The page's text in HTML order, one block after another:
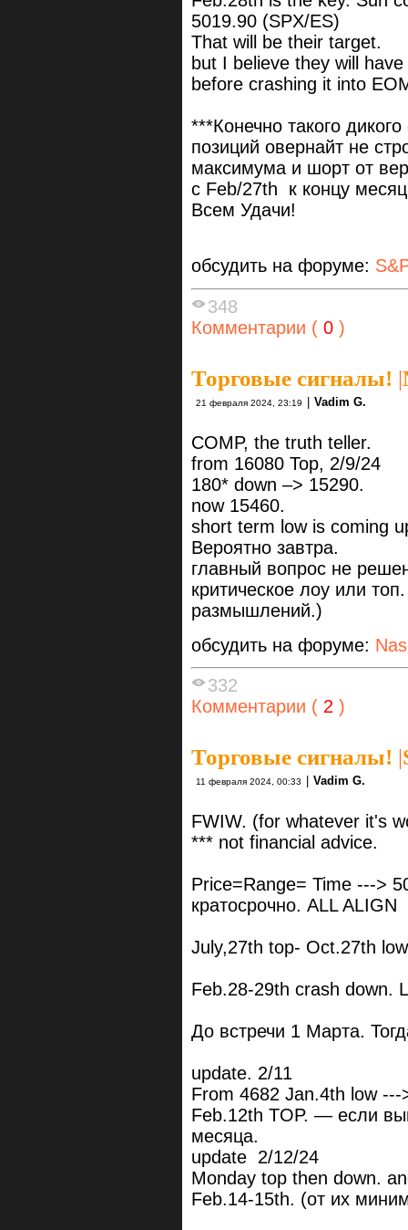
5019.90 (SPX/ES)
That will be their target.
but I believe they will
before crashing it into
***Конечно такого
позиций овернайт не
максимума и шорт от
с Feb/27th к концу
Всем Удачи!
обсудить на форуме:
348
Комментарии ( 0 )
Торговые сигналы! |
21 февраля 2024, 23:19 Vadim G.
COMP, the truth teller.
from 16080 Top, 2/9/24
180* down –> 15290.
now 15460.
short term low is coming
Вероятно завтра.
главный вопрос не
критическое лоу или
размышлений.)
обсудить на форуме:
332
Комментарии ( 2 )
Торговые сигналы! |
11 февраля 2024, 00:33 Vadim G.
FWIW. (for whatever it's
*** not financial advice.
Price=Range= Time --->
кратосрочно. ALL ALIGN
July,27th top- Oct.27th
Feb.28-29th crash down.
До встречи 1 Марта.
update. 2/11
From 4682 Jan.4th low
Feb.12th TOP. — если
месяца.
update 2/12/24
Monday top then down.
Feb.14-15th. (от их